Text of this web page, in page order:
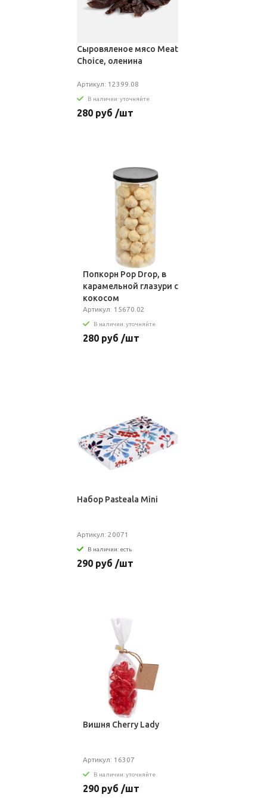
Сыровяленое мясо Meat
Choice, оленина
Артикул: 12399.08
В наличии: уточняйте
280 руб /шт
Попкорн Pop Drop, в
карамельной глазури с
кокосом
Артикул: 15670.02
В наличии: уточняйте
280 руб /шт
Набор Pasteala Mini
Артикул: 20071
В наличии: есть
290 руб /шт
Вишня Cherry Lady
Артикул: 16307
В наличии: уточняйте
290 руб /шт